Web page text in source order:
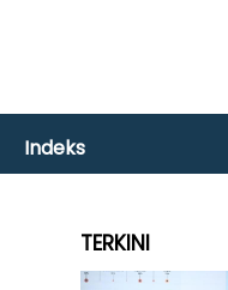
Indeks
TERKINI